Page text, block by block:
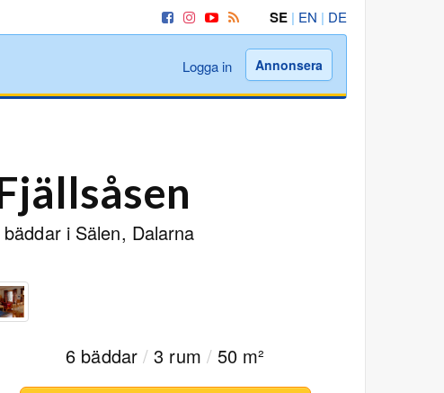
SE | EN | DE
Logga in Annonsera
i Sälen, Dalarna
6 bäddar/ 3 rum /50 m²